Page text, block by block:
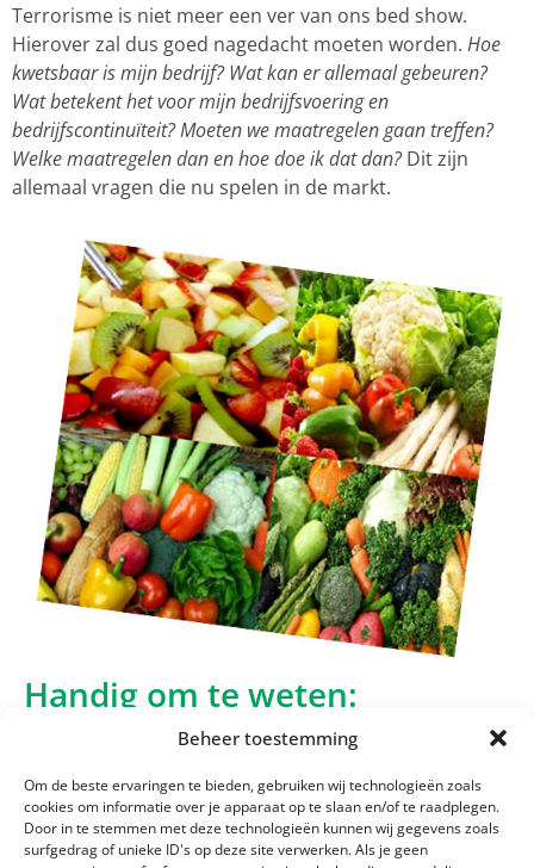
Beheer toestemming
Om de beste ervaringen te bieden, gebruiken wij technologieën zoals
cookies om informatie over je apparaat op te slaan en/of te raadplegen.
Door in te stemmen met deze technologieën kunnen wij gegevens zoals
surfgedrag of unieke ID's op deze site verwerken. Als je geen
Terrorisme is niet meer een ver van ons bed show.
Hierover zal dus goed nagedacht moeten worden. Hoe
kwetsbaar is mijn bedrijf? Wat kan er allemaal gebeuren?
Wat betekent het voor mijn bedrijfsvoering en
bedrijfscontinuïteit? Moeten we maatregelen gaan treffen?
Welke maatregelen dan en hoe doe ik dat dan?Dit zijn
allemaal vragen die nu spelen in de markt.
Handig om te weten:
Waarom een BRC-certificering?
Wat betekent HACCP?
Wat is food defense?